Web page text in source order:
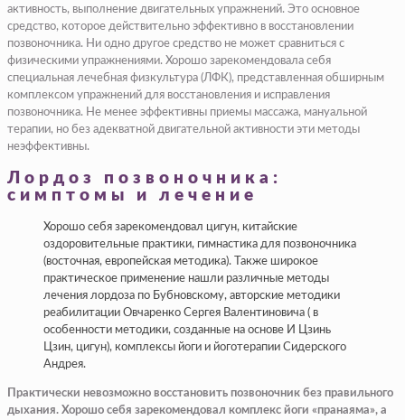
активность, выполнение двигательных упражнений. Это основное
средство, которое действительно эффективно в восстановлении
позвоночника. Ни одно другое средство не может сравниться с
физическими упражнениями. Хорошо зарекомендовала себя
специальная лечебная физкультура (ЛФК), представленная обширным
комплексом упражнений для восстановления и исправления
позвоночника. Не менее эффективны приемы массажа, мануальной
терапии, но без адекватной двигательной активности эти методы
неэффективны.
Лордоз позвоночника:
симптомы и лечение
Хорошо себя зарекомендовал цигун, китайские
оздоровительные практики, гимнастика для позвоночника
(восточная, европейская методика). Также широкое
практическое применение нашли различные методы
лечения лордоза по Бубновскому, авторские методики
реабилитации Овчаренко Сергея Валентиновича ( в
особенности методики, созданные на основе И Цзинь
Цзин, цигун), комплексы йоги и йоготерапии Сидерского
Андрея.
Практически невозможно восстановить позвоночник без правильного
дыхания. Хорошо себя зарекомендовал комплекс йоги «пранаяма», а